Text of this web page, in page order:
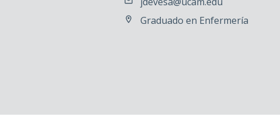
Graduado en Enfermería